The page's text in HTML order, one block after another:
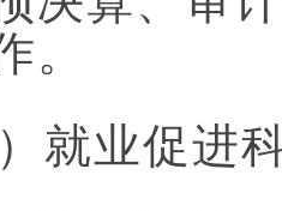
。
就业促进